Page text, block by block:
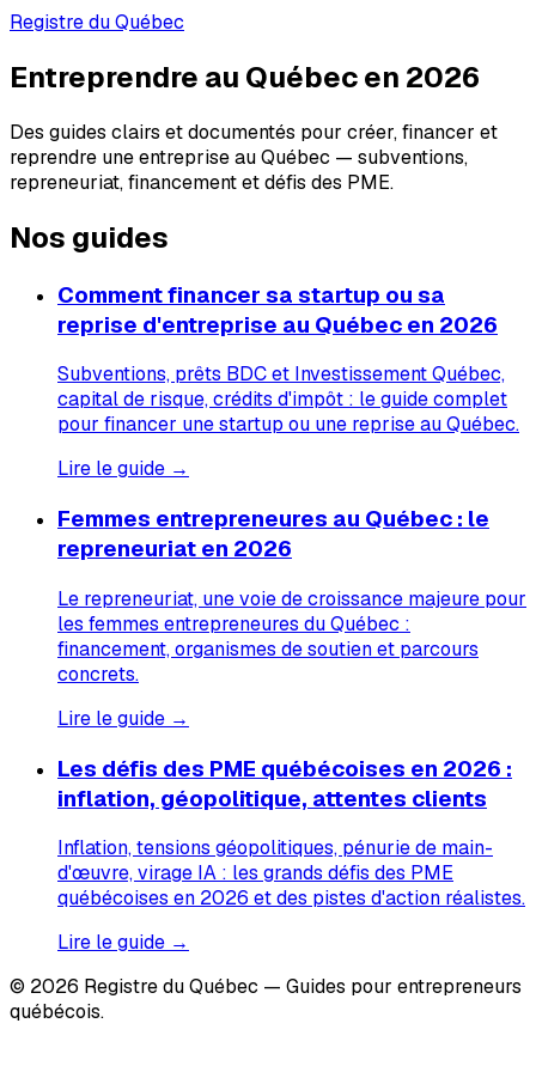
Registre du Québec
Entreprendre au Québec en 2026
Des guides clairs et documentés pour créer, financer et
reprendre une entreprise au Québec — subventions,
repreneuriat, financement et défis des PME.
Nos guides
Comment financer sa startup ou sa
reprise d'entreprise au Québec en 2026
Subventions, prêts BDC et Investissement Québec,
capital de risque, crédits d'impôt : le guide complet
pour financer une startup ou une reprise au Québec.
Lire le guide →
Femmes entrepreneures au Québec : le
repreneuriat en 2026
Le repreneuriat, une voie de croissance majeure pour
les femmes entrepreneures du Québec :
financement, organismes de soutien et parcours
concrets.
Lire le guide →
Les défis des PME québécoises en 2026 :
inflation, géopolitique, attentes clients
Inflation, tensions géopolitiques, pénurie de main-
d'œuvre, virage IA : les grands défis des PME
québécoises en 2026 et des pistes d'action réalistes.
Lire le guide →
© 2026 Registre du Québec — Guides pour entrepreneurs
québécois.